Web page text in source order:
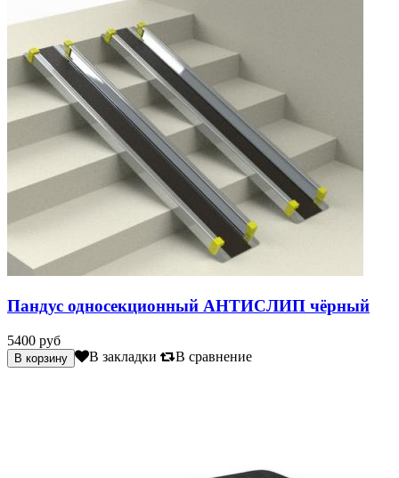
Пандус односекционный АНТИСЛИП чёрный
5400 руб
В закладки В сравнение